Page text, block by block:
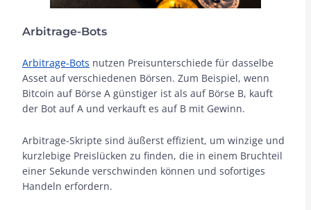
Arbitrage-Bots
Arbitrage-Bots nutzen Preisunterschiede für dasselbe
Asset auf verschiedenen Börsen. Zum Beispiel, wenn
Bitcoin auf Börse A günstiger ist als auf Börse B, kauft
der Bot auf A und verkauft es auf B mit Gewinn.
Arbitrage-Skripte sind äußerst effizient, um winzige und
kurzlebige Preislücken zu finden, die in einem Bruchteil
einer Sekunde verschwinden können und sofortiges
Handeln erfordern.